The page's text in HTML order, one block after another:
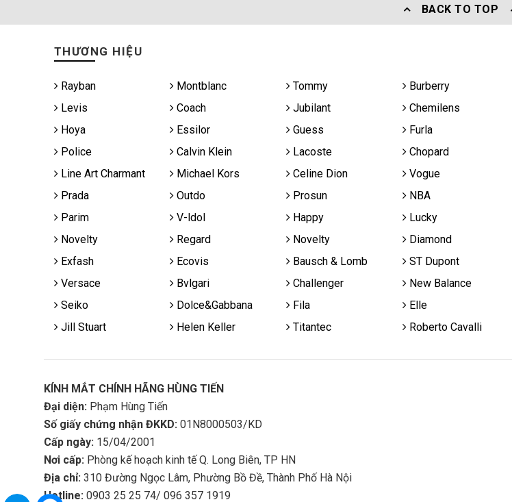
BACK TO TOP
THƯƠNG HIỆU
Rayban Montblanc Tommy
Burberry
Levis
Coach Jubilant
Chemilens
Hoya
Essilor Guess
Furla
Police
Calvin Klein Lacoste
Chopard
Line Art Charmant
Michael Kors Celine Dion
Vogue
Prada
Outdo Prosun
NBA
Parim
V-ldol Happy
Lucky
Novelty
Regard Novelty
Diamond
Exfash
Ecovis Bausch & Lomb
ST Dupont
Versace
Bvlgari Challenger
New Balance
Seiko
Dolce&Gabbana Fila
Elle
Jill Stuart
Helen Keller Titantec Roberto Cavalli
KÍNH MẮT CHÍNH HÃNG HÙNG TIẾN
Đại diện:Phạm Hùng Tiến
Số giấy chứng nhận ĐKKD: 01N8000503/KD
Cấp ngày:15/04/2001
Nơi cấp: Phòng kế hoạch kinh tế Q. Long Biên, TP HN
Địa chỉ:310 Đường Ngọc Lâm, Phường Bồ Đề, Thành Phố Hà Nội
Hotline:0903 25 25 74/ 096 357 1919